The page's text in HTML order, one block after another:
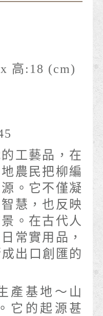
高:18 (cm)
工藝品，在
農民把柳編
。它不僅凝
慧，也反映
。在古代人
常實用品，
出口創匯的
產基地～山
它的起源甚